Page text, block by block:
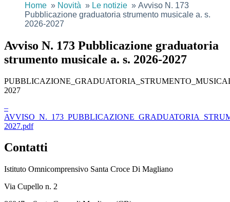
Home Novità Le notizie
Avviso N. 173
Pubblicazione graduatoria strumento musicale a. s.
2026-2027
Avviso N. 173 Pubblicazione graduatoria
strumento musicale a. s. 2026-2027
2027
–
2027.pdf
Contatti
Istituto Omnicomprensivo Santa Croce Di Magliano
Via Cupello n. 2